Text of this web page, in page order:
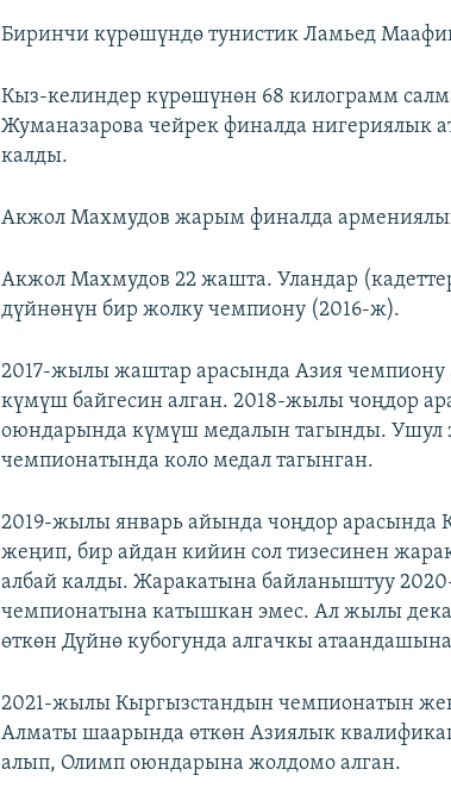
Биринчи күрөшүндө тунистик Ламьед
Кыз-келиндер күрөшүнөн 68 килограмм
Жуманазарова чейрек финалда нигериялык
калды.
Акжол Махмудов жарым финалда
Акжол Махмудов 22 жашта. Уландар
дүйнөнүн бир жолку чемпиону (2016-ж).
2017-жылы жаштар арасында Азия
күмүш байгесин алган. 2018-жылы чоңдор
оюндарында күмүш медалын тагынды. Ушул
чемпионатында коло медал тагынган.
2019-жылы январь айында чоңдор
жеңип, бир айдан кийин сол тизесинен
албай калды. Жаракатына байланыштуу
чемпионатына катышкан эмес. Ал жылы
өткөн Дүйнө кубогунда алгачкы
2021-жылы Кыргызстандын чемпионатын
Алматы шаарында өткөн Азиялык
алып, Олимп оюндарына жолдомо алган.